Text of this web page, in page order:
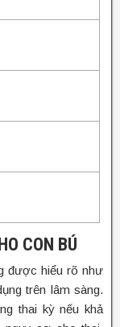
CON BÚ
được hiểu rõ như
trên lâm sàng.
thai kỳ nếu khả